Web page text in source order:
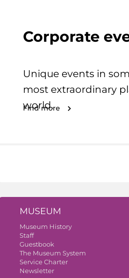
Corporate
Unique events in
most extraordinary
world.
Find more
MUSEUM
Museum History
Staff
Guestbook
The Museum System
Service Charter
Newsletter